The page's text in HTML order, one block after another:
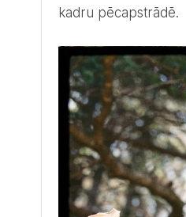
kadru pēcapstrādē.